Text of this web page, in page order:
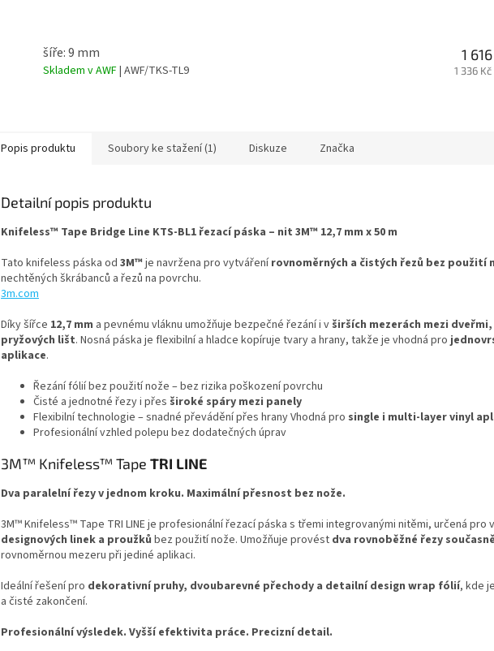
šíře: 9 mm
Skladem v AWF| AWF/TKS-TL9
1
1 336
Popis produktu Soubory ke stažení (1) Diskuze Značka
Detailní popis produktu
Knifeless™ Tape Bridge Line KTS-BL1 řezací páska – nit 3M™ 12,7 mm x 50 m
Tato knifeless páska od 3M™ je navržena pro vytvářenírovnoměrných a čistých řezů bez použití
nechtěných škrábanců a řezů na povrchu.
3m.com
Díky šířce 12,7 mm a pevnému vláknu umožňuje bezpečné řezání i v širších mezerách mezi
pryžových lišt. Nosná páska je flexibilní a hladce kopíruje tvary a hrany, takže je vhodná pro
aplikace.
Řezání fólií bez použití nože – bez rizika poškození povrchu
Čisté a jednotné řezy i přes široké spáry mezi panely
Flexibilní technologie – snadné převádění přes hranyVhodná pro single i multi-layer vinyl
Profesionální vzhled polepu bez dodatečných úprav
3M™ Knifeless™ Tape TRI LINE
Dva paralelní řezy v jednom kroku. Maximální přesnost bez nože.
3M™ Knifeless™ Tape TRI LINE je profesionální řezací páska s třemi integrovanými nitěmi, určená pro
designových linek a proužků bez použití nože. Umožňuje provést dva rovnoběžné řezy současně
rovnoměrnou mezeru při jediné aplikaci.
Ideální řešení pro dekorativní pruhy, dvoubarevné přechody a detailní design wrap fólií, kde
a čisté zakončení.
Profesionální výsledek. Vyšší efektivita práce. Precizní detail.